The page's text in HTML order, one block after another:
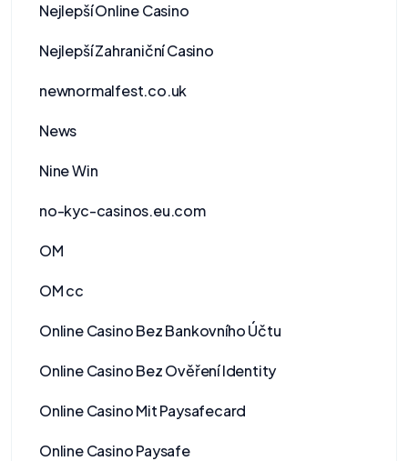
Nejlepší Online Casino
Nejlepší Zahraniční Casino
newnormalfest.co.uk
News
Nine Win
no-kyc-casinos.eu.com
OM
OM cc
Online Casino Bez Bankovního Účtu
Online Casino Bez Ověření Identity
Online Casino Mit Paysafecard
Online Casino Paysafe